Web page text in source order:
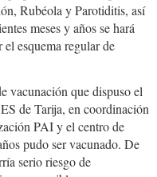
Rubéola y Parotiditis, así
meses y años se hará
el esquema regular de
vacunación que dispuso el
de Tarija, en coordinación
PAI y el centro de
pudo ser vacunado. De
serio riesgo de